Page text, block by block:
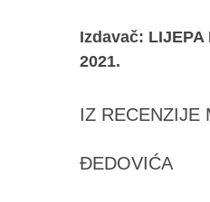
Izdavač: LIJEPA
2021.
IZ RECENZIJE
ĐEDOVIĆA